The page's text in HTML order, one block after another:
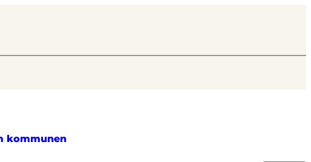
kommunen